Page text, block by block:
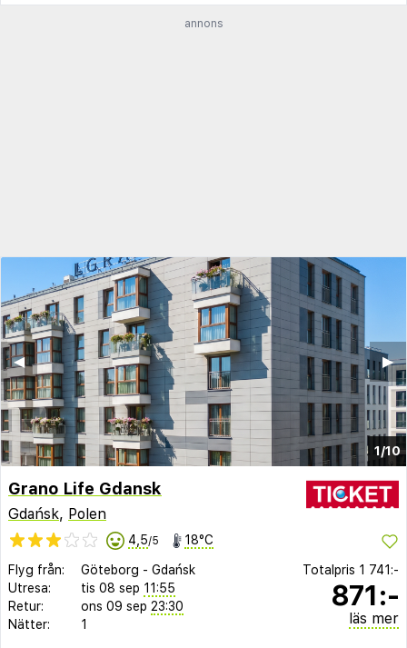
annons
1/10
▶︎
◀︎
Grano Life Gdansk
Gdańsk, Polen
4,5/5 18°C
Flyg från: Göteborg - Gdańsk
Utresa:
tis 08 sep 11:55
Retur:
ons 09 sep 23:30
Nätter:
1
Totalpris 1 741:-
871:-
läs mer